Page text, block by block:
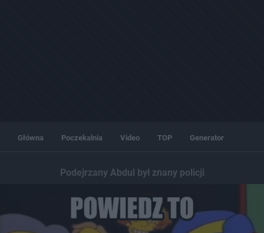
Główna Poczekalnia Video TOP Generator
Podejrzany Abdul był znany policji